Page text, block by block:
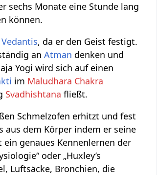
sechs Monate eine Stunde lang
können.
Vedantis, da er den Geist festigt.
anAtman denken und
Yogi wird sich auf einen
im Maludhara Chakra
Svadhishtana fließt.
Schmelzofen erhitzt und fest
dem Körper indem er seine
genaues Kennenlernen der
oder „Huxley’s
Luftsäcke, Bronchien, die